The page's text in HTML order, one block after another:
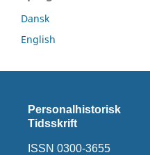
Dansk
English
Personalhistorisk
Tidsskrift
ISSN 0300-3655